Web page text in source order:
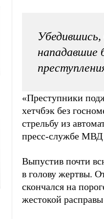
нападавшие
«Преступники
хетчбэк без
стрельбу из
пресс-службе МВД
Выпустив почти
в голову жертвы.
скончался на
жестокой